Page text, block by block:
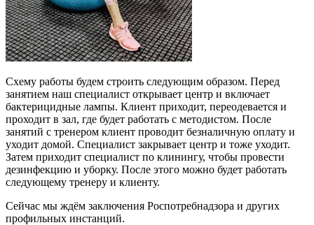
Схему работы будем строить следующим образом. Перед
занятием наш специалист открывает центр и включает
бактерицидные лампы. Клиент приходит, переодевается и
проходит в зал, где будет работать с методистом. После
занятий с тренером клиент проводит безналичную оплату и
уходит домой. Специалист закрывает центр и тоже уходит.
Затем приходит специалист по клинингу, чтобы провести
дезинфекцию и уборку. После этого можно будет работать
следующему тренеру и клиенту.
Сейчас мы ждём заключения Роспотребнадзора и других
профильных инстанций.